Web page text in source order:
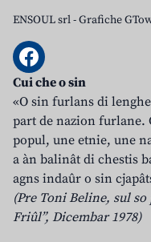
ENSOUL srl-Grafiche
Cui che o sin
«O sin furlans di
part de nazion furlane.
popul, une etnie, une
a àn balinât di chestis
agns indaûr o sin
(Pre Toni Beline, sul
Friûl”, Dicembar 1978)